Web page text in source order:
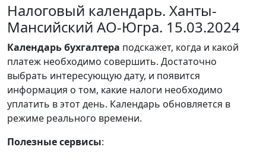
Налоговый календарь. Ханты-
Мансийский АО-Югра. 15.03.2024
Календарьбухгалтера подскажет, когда и какой
платеж необходимо совершить. Достаточно
выбрать интересующую дату, и появится
информация о том, какие налоги необходимо
уплатить в этот день. Календарь обновляется в
режиме реального времени.
Полезные сервисы: